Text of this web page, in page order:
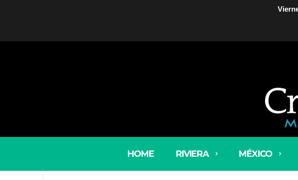
HOME RIVIERA MÉXICO